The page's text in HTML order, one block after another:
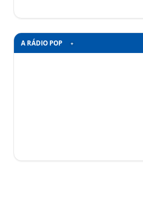
A RÁDIO POP